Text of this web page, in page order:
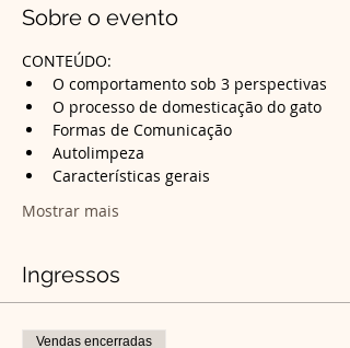
Sobre o evento
CONTEÚDO:
Mostrar mais
Ingressos
Vendas encerradas